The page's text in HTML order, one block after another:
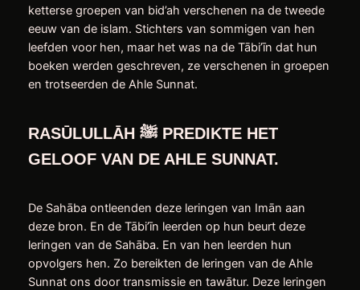
ketterse groepen van bid’ah verschenen na de tweede
eeuw van de islam. Stichters van sommigen van hen
leefden voor hen, maar het was na de Tābi’īn dat hun
boeken werden geschreven, ze verschenen in groepen
en trotseerden de Ahle Sunnat.
RASŪLULLĀH ﷺ PREDIKTE HET
GELOOF VAN DE AHLE SUNNAT.
De Sahāba ontleenden deze leringen van Imān aan
deze bron. En de Tābi’īn leerden op hun beurt deze
leringen van de Sahāba. En van hen leerden hun
opvolgers hen. Zo bereikten de leringen van de Ahle
Sunnat ons door transmissie en tawātur. Deze leringen